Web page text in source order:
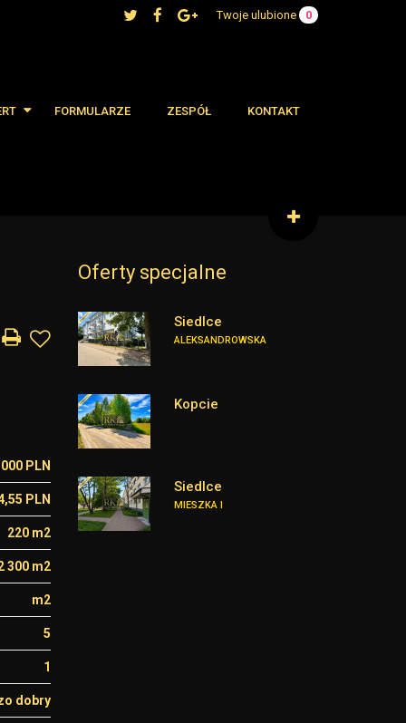
Twoje ulubione 0
FORMULARZE ZESPÓŁ KONTAKT
PLN
PLN
220 m2
300 m2
m2
5
1
dobry
Oferty specjalne
Siedlce
ALEKSANDROWSKA
Kopcie
Siedlce
MIESZKA I